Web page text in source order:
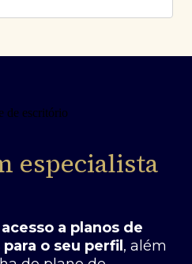
especialista
a planos de
o seu perfil , além